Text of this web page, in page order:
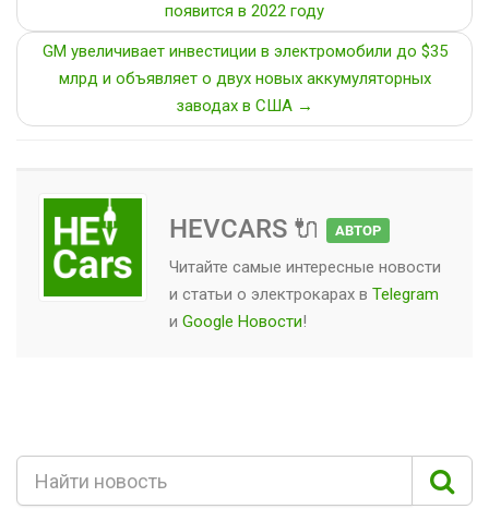
появится в 2022 году
GM увеличивает инвестиции в электромобили до $35
млрд и объявляет о двух новых аккумуляторных
заводах в США →
HEVCARS 🔌 АВТОР
Читайте самые интересные новости
и статьи о электрокарах в Telegram
и Google Новости!